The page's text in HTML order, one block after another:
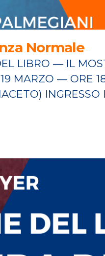
Normale
LIBRO — IL
MARZO — ORE
INGRESSO